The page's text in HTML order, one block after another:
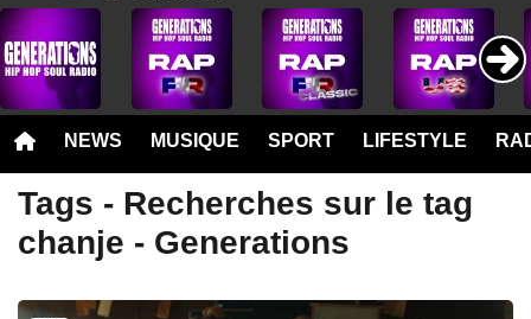
NEWS MUSIQUE SPORT LIFESTYLE
Tags - Recherches sur le tag
chanje - Generations